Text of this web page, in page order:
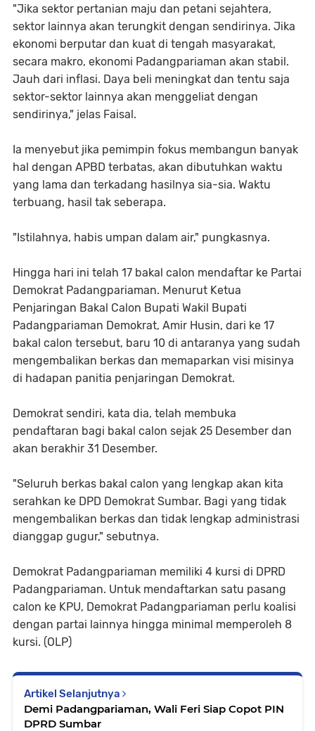
"Jika sektor pertanian maju dan petani sejahtera,
sektor lainnya akan terungkit dengan sendirinya. Jika
ekonomi berputar dan kuat di tengah masyarakat,
secara makro, ekonomi Padangpariaman akan stabil.
Jauh dari inflasi. Daya beli meningkat dan tentu saja
sektor-sektor lainnya akan menggeliat dengan
sendirinya," jelas Faisal.
Ia menyebut jika pemimpin fokus membangun banyak
hal dengan APBD terbatas, akan dibutuhkan waktu
yang lama dan terkadang hasilnya sia-sia. Waktu
terbuang, hasil tak seberapa.
"Istilahnya, habis umpan dalam air," pungkasnya.
Hingga hari ini telah 17 bakal calon mendaftar ke Partai
Demokrat Padangpariaman. Menurut Ketua
Penjaringan Bakal Calon Bupati Wakil Bupati
Padangpariaman Demokrat, Amir Husin, dari ke 17
bakal calon tersebut, baru 10 di antaranya yang sudah
mengembalikan berkas dan memaparkan visi misinya
di hadapan panitia penjaringan Demokrat.
Demokrat sendiri, kata dia, telah membuka
pendaftaran bagi bakal calon sejak 25 Desember dan
akan berakhir 31 Desember.
"Seluruh berkas bakal calon yang lengkap akan kita
serahkan ke DPD Demokrat Sumbar. Bagi yang tidak
mengembalikan berkas dan tidak lengkap administrasi
dianggap gugur," sebutnya.
Demokrat Padangpariaman memiliki 4 kursi di DPRD
Padangpariaman. Untuk mendaftarkan satu pasang
calon ke KPU, Demokrat Padangpariaman perlu koalisi
dengan partai lainnya hingga minimal memperoleh 8
kursi. (OLP)
Artikel Selanjutnya
Demi Padangpariaman, Wali Feri Siap Copot PIN
DPRD Sumbar